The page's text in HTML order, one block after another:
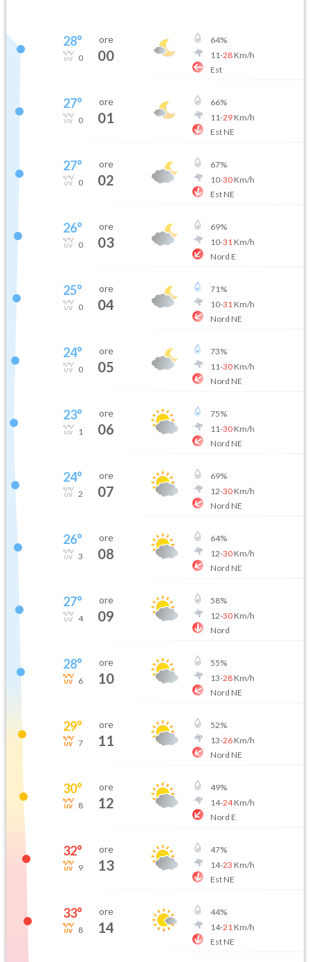
28°
0
ore
00
64%
11-28Km/h
Est
27°
0
ore
01
66%
11-29Km/h
Est NE
27°
0
ore
02
67%
10-30Km/h
Est NE
26°
0
ore
03
69%
10-31 Km/h
Nord E
25°
0
ore
04
71%
10-31 Km/h
Nord NE
24°
0
ore
05
73%
11-30Km/h
Nord NE
23°
1
ore
06
75%
11-30Km/h
Nord NE
24°
2
ore
07
69%
12-30Km/h
Nord NE
26°
3
ore
08
64%
12-30Km/h
Nord NE
27°
4
ore
09
58%
12-30Km/h
Nord
28°
6
ore
10
55%
13-28Km/h
Nord NE
29°
7
ore
11
52%
13-26Km/h
Nord NE
30°
8
ore
12
49%
14-24Km/h
Nord E
32°
9
ore
13
47%
14-23 Km/h
Est NE
33°
8
ore
14
44%
14-21 Km/h
Est NE